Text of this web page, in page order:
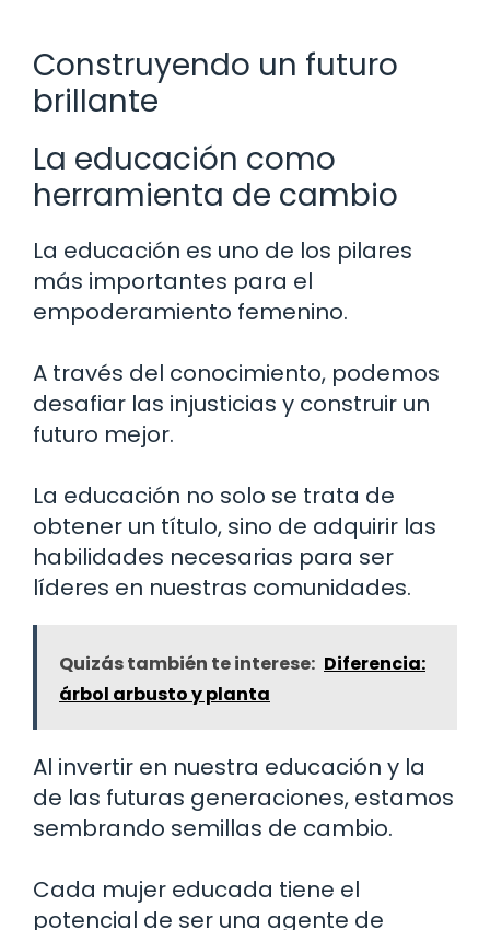
Construyendo un futuro
brillante
La educación como
herramienta de cambio
La educación es uno de los pilares
más importantes para el
empoderamiento femenino.
A través del conocimiento, podemos
desafiar las injusticias y construir un
futuro mejor.
La educación no solo se trata de
obtener un título, sino de adquirir las
habilidades necesarias para ser
líderes en nuestras comunidades.
Quizás también te interese: Diferencia:
árbol arbusto y planta
Al invertir en nuestra educación y la
de las futuras generaciones, estamos
sembrando semillas de cambio.
Cada mujer educada tiene el
potencial de ser una agente de